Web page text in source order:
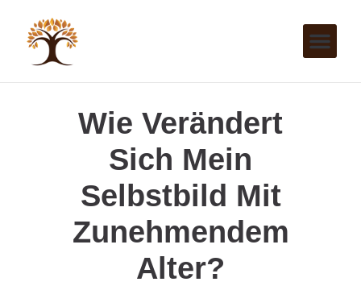
Wie Verändert
Sich Mein
Selbstbild Mit
Zunehmendem
Alter?